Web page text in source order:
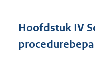
Hoofdstuk IV